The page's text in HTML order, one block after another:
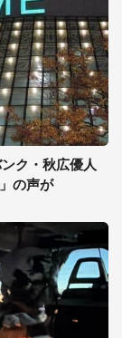
ク・秋広優人
の声が